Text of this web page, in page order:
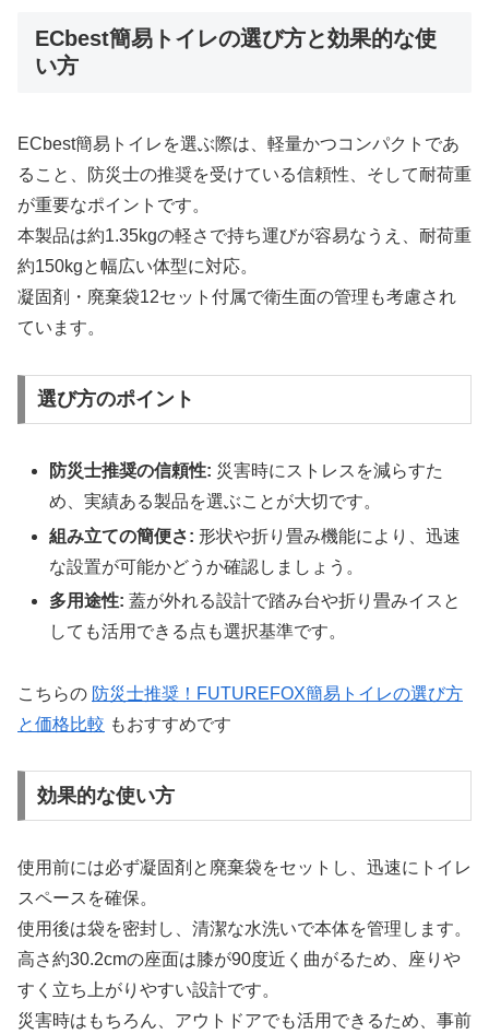
ECbest簡易トイレの選び方と効果的な使
い方
ECbest簡易トイレを選ぶ際は、軽量かつコンパクトであ
ること、防災士の推奨を受けている信頼性、そして耐荷重
が重要なポイントです。
本製品は約1.35kgの軽さで持ち運びが容易なうえ、耐荷重
約150kgと幅広い体型に対応。
凝固剤・廃棄袋12セット付属で衛生面の管理も考慮され
ています。
選び方のポイント
防災士推奨の信頼性: 災害時にストレスを減らすた
め、実績ある製品を選ぶことが大切です。
組み立ての簡便さ: 形状や折り畳み機能により、迅速
な設置が可能かどうか確認しましょう。
多用途性: 蓋が外れる設計で踏み台や折り畳みイスと
しても活用できる点も選択基準です。
こちらの 防災士推奨！FUTUREFOX簡易トイレの選び方
と価格比較 もおすすめです
効果的な使い方
使用前には必ず凝固剤と廃棄袋をセットし、迅速にトイレ
スペースを確保。
使用後は袋を密封し、清潔な水洗いで本体を管理します。
高さ約30.2cmの座面は膝が90度近く曲がるため、座りや
すく立ち上がりやすい設計です。
災害時はもちろん、アウトドアでも活用できるため、事前